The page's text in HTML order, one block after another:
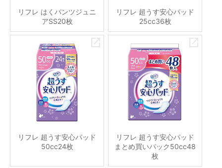
リフレ はくパンツジュニ
アSS20枚
リフレ 超うす安心パッド
25cc36枚
リフレ 超うす安心パッド
50cc24枚
リフレ 超うす安心パッド
まとめ買いパック50cc48
枚